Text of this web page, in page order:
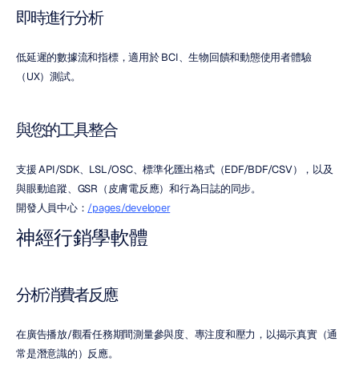
即時進行分析
低延遲的數據流和指標，適用於 BCI、生物回饋和動態使用者體驗
（UX）測試。
與您的工具整合
支援 API/SDK、LSL/OSC、標準化匯出格式（EDF/BDF/CSV），以及
與眼動追蹤、GSR（皮膚電反應）和行為日誌的同步。
開發人員中心： /pages/developer
神經行銷學軟體
分析消費者反應
在廣告播放/觀看任務期間測量參與度、專注度和壓力，以揭示真實（通
常是潛意識的）反應。